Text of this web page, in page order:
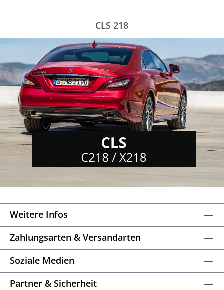
CLS 218
Weitere Infos
Zahlungsarten & Versandarten
Soziale Medien
Partner & Sicherheit